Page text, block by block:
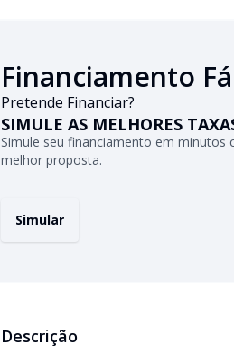
Financiamento
Pretende Financiar?
SIMULE AS MELHORES
Simule seu financiamento em minutos
melhor proposta.
Simular
Descrição